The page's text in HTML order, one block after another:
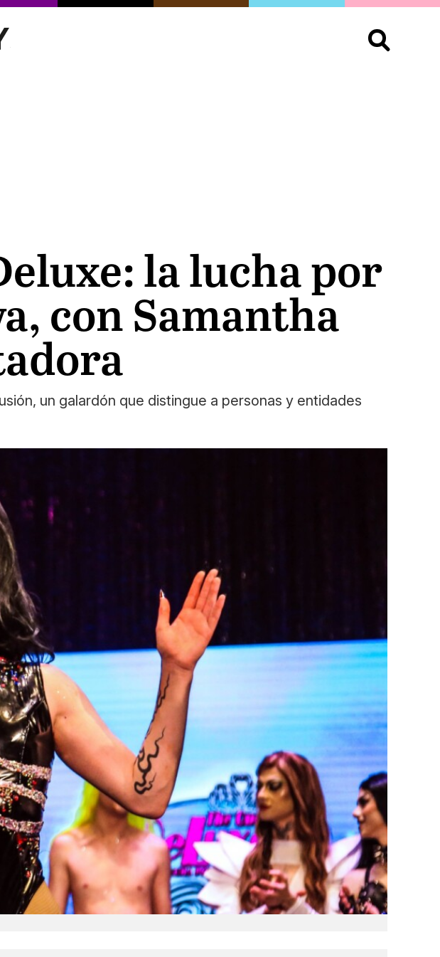
Buscar:
la lucha por
con Samantha
un galardón que distingue a personas y entidades